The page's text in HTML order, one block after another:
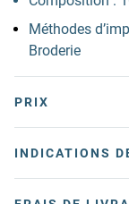
Méthodes
Broderie
PRIX
INDICATIONS